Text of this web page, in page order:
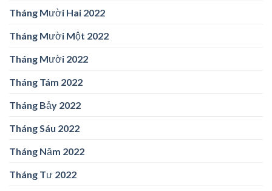
Tháng Mười Hai 2022
Tháng Mười Một 2022
Tháng Mười 2022
Tháng Tám 2022
Tháng Bảy 2022
Tháng Sáu 2022
Tháng Năm 2022
Tháng Tư 2022